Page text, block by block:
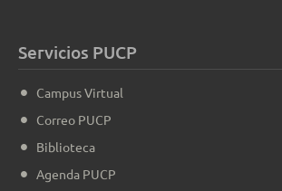
Servicios PUCP
Campus Virtual
Correo PUCP
Biblioteca
Agenda PUCP